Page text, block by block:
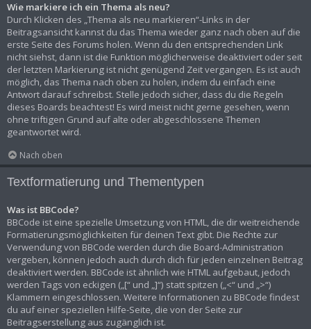
Wie markiere ich ein Thema als neu?
Durch Klicken des „Thema als neu markieren“-Links in der
Beitragsansicht kannst du das Thema wieder ganz nach oben auf die
erste Seite des Forums holen. Wenn du den entsprechenden Link
nicht siehst, dann ist die Funktion möglicherweise deaktiviert oder seit
der letzten Markierung ist nicht genügend Zeit vergangen. Es ist auch
möglich, das Thema nach oben zu holen, indem du einfach eine
Antwort darauf schreibst. Stelle jedoch sicher, dass du die Regeln
dieses Boards beachtest! Es wird meist nicht gerne gesehen, wenn
ohne triftigen Grund auf alte oder abgeschlossene Themen
geantwortet wird.
Nach oben
Textformatierung und Thementypen
Was ist BBCode?
BBCode ist eine spezielle Umsetzung von HTML, die dir weitreichende
Formatierungsmöglichkeiten für deinen Text gibt. Die Rechte zur
Verwendung von BBCode werden durch die Board-Administration
vergeben, können jedoch auch durch dich für jeden einzelnen Beitrag
deaktiviert werden. BBCode ist ähnlich wie HTML aufgebaut, jedoch
werden Tags von eckigen („[“ und „]“) statt spitzen („<“ und „>“)
Klammern eingeschlossen. Weitere Informationen zu BBCode findest
du auf einer speziellen Hilfe-Seite, die von der Seite zur
Beitragserstellung aus zugänglich ist.